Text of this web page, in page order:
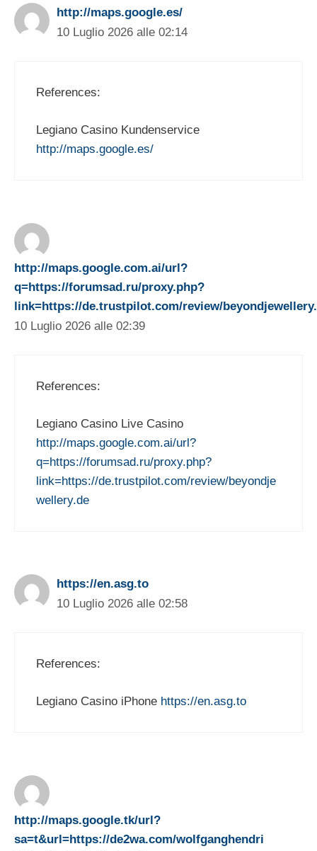
http://maps.google.es/
10 Luglio 2026 alle 02:14
References:
Legiano Casino Kundenservice
http://maps.google.es/
http://maps.google.com.ai/url?
q=https://forumsad.ru/proxy.php?
link=https://de.trustpilot.com/review/
10 Luglio 2026 alle 02:39
References:
Legiano Casino Live Casino
http://maps.google.com.ai/url?
q=https://forumsad.ru/proxy.php?
link=https://de.trustpilot.com/review/beyondje
wellery.de
https://en.asg.to
10 Luglio 2026 alle 02:58
References:
Legiano Casino iPhone https://en.asg.to
http://maps.google.tk/url?
sa=t&url=https://de2wa.com/wolfganghendri